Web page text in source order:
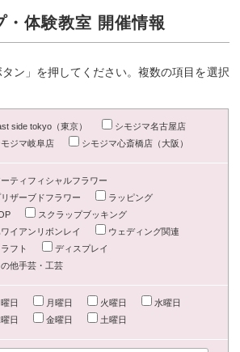
・体験教室 開催情報
ン」を押してください。複数の項目を選択
side tokyo（東京）
シモジマ名古屋店
モジマ岐阜店
シモジマ心斎橋店（大阪）
ーティフィシャルフラワー
リザーブドフラワー
ラッピング
スクラップブッキング
イアンリボンレイ
ウェディング関連
フト
ディスプレイ
の他手芸・工芸
日 月曜日 火曜日
水曜日
日
金曜日 土曜日